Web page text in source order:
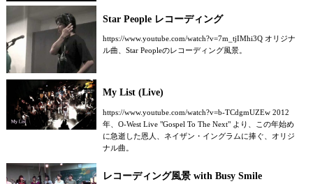
Star People レコーディング
https://www.youtube.com/watch?v=7m_tjIMhi3Q オリジナ
ル曲、Star Peopleのレコーディング風景。
My List (Live)
https://www.youtube.com/watch?v=b-TCdgmUZEw 2012
年、O-West Live "Gospel To The Next" より、この年始め
に急逝した恩人、ネイザン・イングラムに捧ぐ、オリジ
ナル曲。
レコーディング風景 with Busy Smile